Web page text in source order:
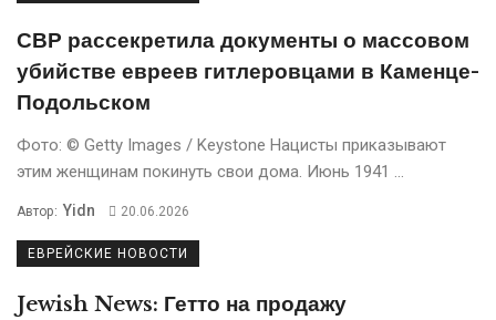
СВР рассекретила документы о массовом
убийстве евреев гитлеровцами в Каменце-
Подольском
Фото: © Getty Images / Keystone Нацисты приказывают
этим женщинам покинуть свои дома. Июнь 1941 ...
Автор: Yidn 20.06.2026
ЕВРЕЙСКИЕ НОВОСТИ
Jewish News: Гетто на продажу